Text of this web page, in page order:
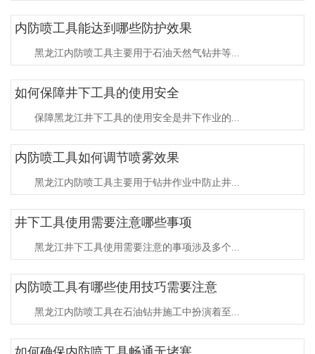
内防喷工具能达到哪些防护效果
黑龙江内防喷工具主要用于石油天然气钻井等...
如何保障井下工具的使用安全
保障黑龙江井下工具的使用安全是井下作业的...
内防喷工具如何调节喷雾效果
黑龙江内防喷工具主要用于钻井作业中防止井...
井下工具使用需要注意哪些事项
黑龙江井下工具使用需要注意的事项涉及多个...
内防喷工具有哪些使用技巧需要注意
黑龙江内防喷工具在石油钻井施工中扮演着至...